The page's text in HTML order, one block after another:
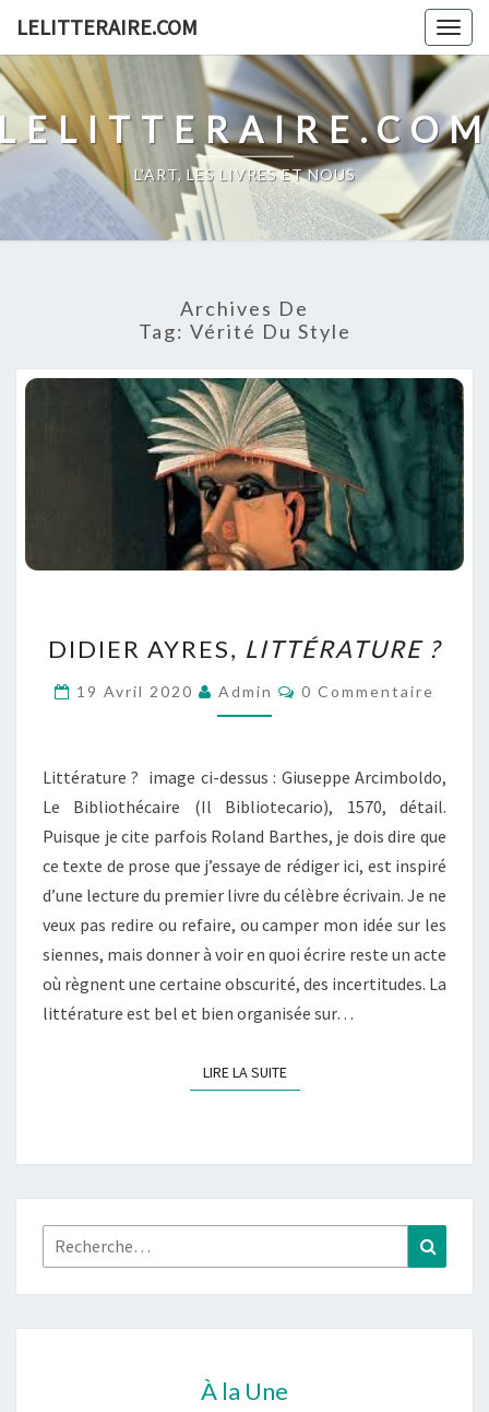
content
LELITTERAIRE.COM
L'ART, LES LIVRES ET NOUS
Archives De
Tag: Vérité Du Style
AYRES,
LITTÉRATURE
?
DIDIER AYRES, LITTÉRATURE ?
19 Avril 2020 Admin Commentaires
0 Commentaire
Littérature ? image ci-dessus : Giuseppe Arcimboldo,
Le Bibliothécaire (Il Bibliotecario), 1570, détail.
Puisque je cite parfois Roland Barthes, je dois dire que
ce texte de prose que j’essaye de rédiger ici, est inspiré
d’une lecture du premier livre du célèbre écrivain. Je ne
veux pas redire ou refaire, ou camper mon idée sur les
siennes, mais donner à voir en quoi écrire reste un acte
où règnent une certaine obscurité, des incertitudes. La
littérature est bel et bien organisée sur…
LIRE LA SUITELIRE LA SUITE
Rechercher :
À la Une